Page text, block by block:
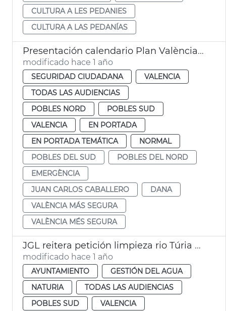
CULTURA A LES PEDANIES
CULTURA A LAS PEDANÍAS
Presentación calendario Plan València Más Segura
modificado hace 1 año
SEGURIDAD CIUDADANA
VALENCIA
TODAS LAS AUDIENCIAS
POBLES NORD
POBLES SUD
VALENCIA
EN PORTADA
EN PORTADA TEMÁTICA
NORMAL
POBLES DEL SUD
POBLES DEL NORD
EMERGÈNCIA
JUAN CARLOS CABALLERO
DANA
VALÈNCIA MÁS SEGURA
VALÈNCIA MÉS SEGURA
JGL reitera petición limpieza rio Túria y dice que no es zona urbana
modificado hace 1 año
AYUNTAMIENTO
GESTIÓN DEL AGUA
NATURIA
TODAS LAS AUDIENCIAS
POBLES SUD
VALENCIA